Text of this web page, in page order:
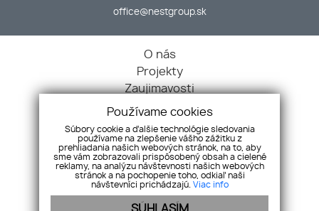
office@nestgroup.sk
O nás
Projekty
Zaujimavosti
Kontakt
Domy
Byty
Objekty
Pozemky
Nehnuteľnosti
Ochrana osobných údajov
Používame cookies
Súbory cookie a ďalšie technológie sledovania
používame na zlepšenie vášho zážitku z
prehliadania našich webových stránok, na to, aby
sme vám zobrazovali prispôsobený obsah a cielené
reklamy, na analýzu návštevnosti našich webových
stránok a na pochopenie toho, odkiaľ naši
návštevníci prichádzajú. Viac info